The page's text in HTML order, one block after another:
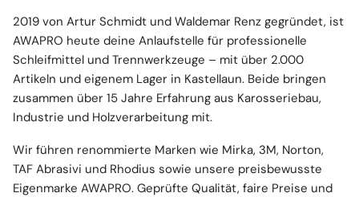
2019 von Artur Schmidt und Waldemar Renz gegründet, ist
AWAPRO heute deine Anlaufstelle für professionelle
Schleifmittel und Trennwerkzeuge – mit über 2.000
Artikeln und eigenem Lager in Kastellaun. Beide bringen
zusammen über 15 Jahre Erfahrung aus Karosseriebau,
Industrie und Holzverarbeitung mit.
Wir führen renommierte Marken wie Mirka, 3M, Norton,
TAF Abrasivi und Rhodius sowie unsere preisbewusste
Eigenmarke AWAPRO. Geprüfte Qualität, faire Preise und